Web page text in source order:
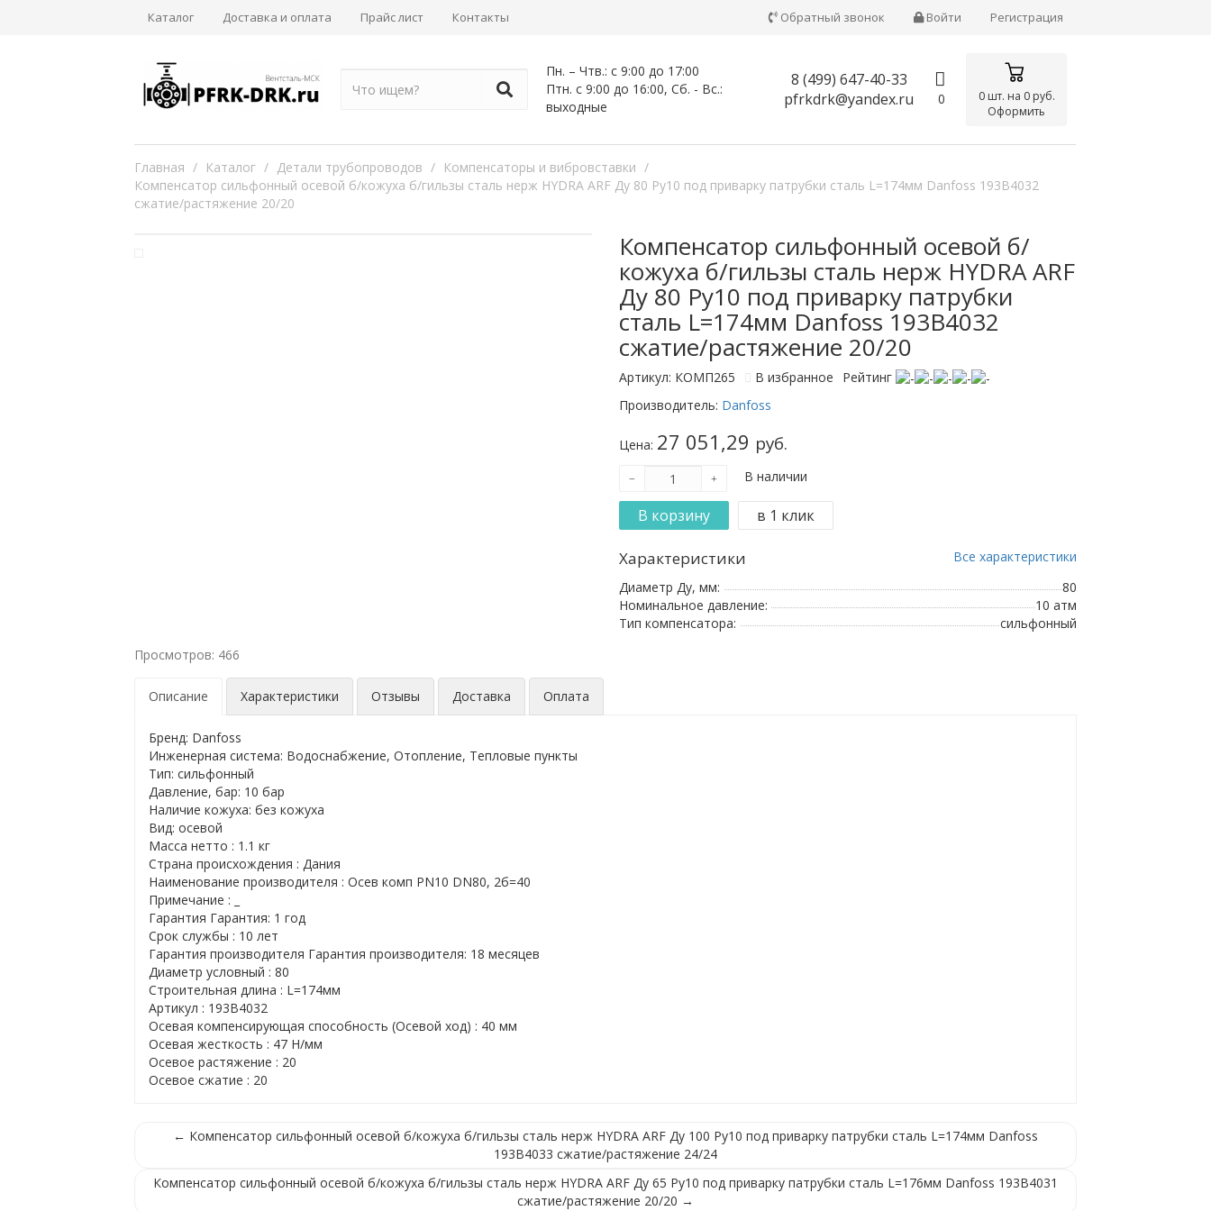
Каталог Доставка и оплата Прайс лист Контакты Обратный звонок Войти Регистрация
Пн. – Чтв.: с 9:00 до 17:00
Птн. с 9:00 до 16:00, Сб. - Вс.:
выходные
8 (499) 647-40-33
pfrkdrk@yandex.ru
0 0 шт. на 0 руб.
Оформить
Главная / Каталог / Детали трубопроводов / Компенсаторы и вибровставки /
Компенсатор сильфонный осевой б/кожуха б/гильзы сталь нерж HYDRA ARF Ду 80 Ру10 под приварку патрубки сталь L=174мм Danfoss 193B4032
сжатие/растяжение 20/20
Компенсатор сильфонный осевой б/
кожуха б/гильзы сталь нерж HYDRA ARF
Ду 80 Ру10 под приварку патрубки
сталь L=174мм Danfoss 193B4032
сжатие/растяжение 20/20
Артикул: КОМП265 В избранное
Рейтинг
Производитель: Danfoss
Цена: 27 051,29 руб.
В наличии
Характеристики
Все характеристики
Диаметр Ду, мм:
80
Номинальное давление:
10 атм
Тип компенсатора:
сильфонный
Просмотров: 466
Описание Характеристики Отзывы Доставка Оплата
Бренд: Danfoss
Инженерная система: Водоснабжение, Отопление, Тепловые пункты
Тип: сильфонный
Давление, бар: 10 бар
Наличие кожуха: без кожуха
Вид: осевой
Масса нетто : 1.1 кг
Страна происхождения : Дания
Наименование производителя : Осев комп PN10 DN80, 2б=40
Примечание : _
Гарантия Гарантия: 1 год
Срок службы : 10 лет
Гарантия производителя Гарантия производителя: 18 месяцев
Диаметр условный : 80
Строительная длина : L=174мм
Артикул : 193B4032
Осевая компенсирующая способность (Осевой ход) : 40 мм
Осевая жесткость : 47 Н/мм
Осевое растяжение : 20
Осевое сжатие : 20
← Компенсатор сильфонный осевой б/кожуха б/гильзы сталь нерж HYDRA ARF Ду 100 Ру10 под приварку патрубки сталь L=174мм Danfoss
193B4033 сжатие/растяжение 24/24
Компенсатор сильфонный осевой б/кожуха б/гильзы сталь нерж HYDRA ARF Ду 65 Ру10 под приварку патрубки сталь L=176мм Danfoss 193B4031
сжатие/растяжение 20/20 →